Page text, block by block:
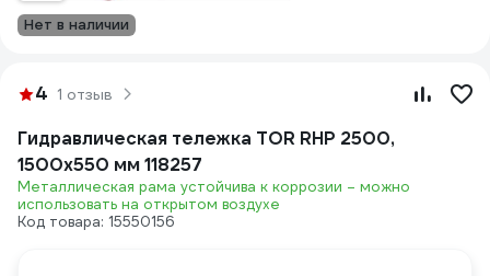
Нет в наличии
4 1 отзыв
Гидравлическая тележка TOR RHP 2500,
1500х550 мм 118257
Металлическая рама устойчива к коррозии – можно
использовать на открытом воздухе
Код товара: 15550156